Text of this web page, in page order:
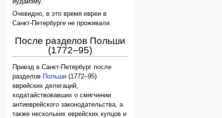
иудаизму.
Очевидно, в это время евреи в
Санкт-Петербурге не проживали.
После разделов Польши
(1772–95)
Приезд в Санкт-Петербург после
разделов Польши (1772–95)
еврейских делегаций,
ходатайствовавших о смягчении
антиеврейского законодательства, а
также нескольких еврейских купцов и